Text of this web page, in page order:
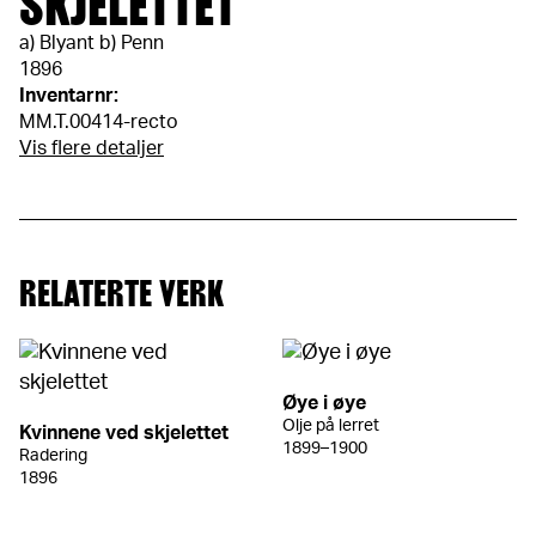
a) Blyant b) Penn
1896
Inventarnr:
MM.T.00414-recto
Vis flere detaljer
RELATERTE VERK
Kvinnene ved skjelettet
Radering
1896
Øye i øye
Olje på lerret
1899–1900